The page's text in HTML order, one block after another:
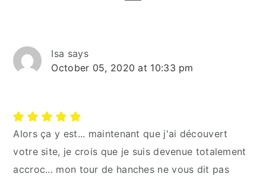
Isa says
October 05, 2020 at 10:33 pm
Alors ça y est... maintenant que j'ai découvert
votre site, je crois que je suis devenue totalement
accroc... mon tour de hanches ne vous dit pas